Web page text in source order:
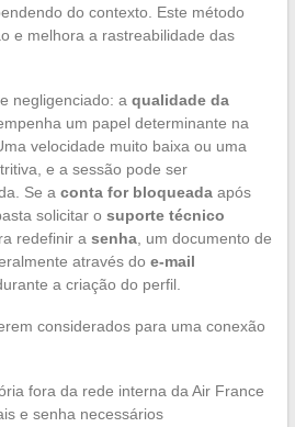
do contexto. Este método
e melhora a rastreabilidade das
negligenciado: a qualidade da
um papel determinante na
velocidade muito baixa ou uma
e a sessão pode ser
Se a conta for bloqueadaapós
solicitar o suporte técnico
redefinir a senha, um documento de
através do e-mail
a criação do perfil.
considerados para uma conexão
fora da rede interna da Air France
e senha necessários